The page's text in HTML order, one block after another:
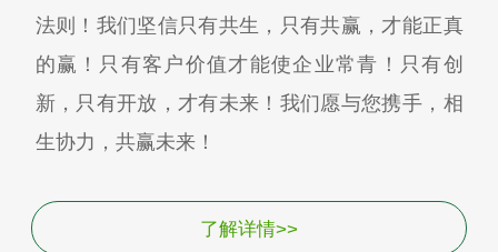
法则！我们坚信只有共生，只有共赢，才能正真
的赢！只有客户价值才能使企业常青！只有创
新，只有开放，才有未来！我们愿与您携手，相
生协力，共赢未来！
了解详情>>